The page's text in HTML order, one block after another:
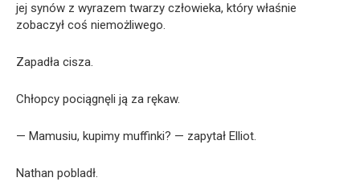
jej synów z wyrazem twarzy człowieka, który właśnie
zobaczył coś niemożliwego.
Zapadła cisza.
Chłopcy pociągnęli ją za rękaw.
— Mamusiu, kupimy muffinki? — zapytał Elliot.
Nathan pobladł.